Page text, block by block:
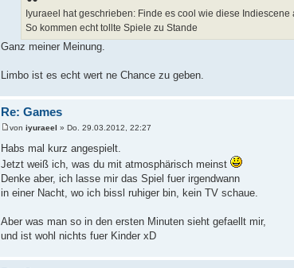
Iyuraeel hat geschrieben: Finde es cool wie diese
So kommen echt tollte Spiele zu Stande
Ganz meiner Meinung.
Limbo ist es echt wert ne Chance zu geben.
Re: Games
von iyuraeel » Do. 29.03.2012, 22:27
Habs mal kurz angespielt.
Jetzt weiß ich, was du mit atmosphärisch meinst
Denke aber, ich lasse mir das Spiel fuer irgendwann
in einer Nacht, wo ich bissl ruhiger bin, kein TV schaue.
Aber was man so in den ersten Minuten sieht gefaellt mir,
und ist wohl nichts fuer Kinder xD